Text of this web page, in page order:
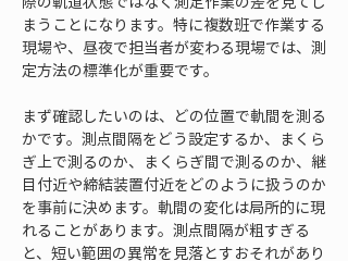
まうことになります。特に複数班で作業する
現場や、昼夜で担当者が変わる現場では、測
定方法の標準化が重要です。
まず確認したいのは、どの位置で軌間を測る
かです。測点間隔をどう設定するか、まくら
ぎ上で測るのか、まくらぎ間で測るのか、継
目付近や締結装置付近をどのように扱うのか
を事前に決めます。軌間の変化は局所的に現
れることがあります。測点間隔が粗すぎる
と、短い範囲の異常を見落とすおそれがあり